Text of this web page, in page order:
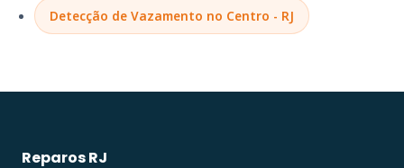
Detecção de Vazamento no Centro - RJ
Reparos RJ